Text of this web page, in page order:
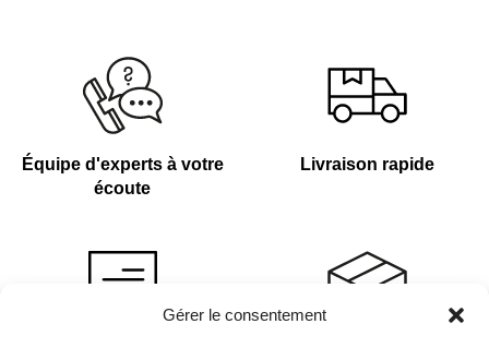
Gérer le consentement
Équipe d'experts à votre
écoute
Livraison rapide